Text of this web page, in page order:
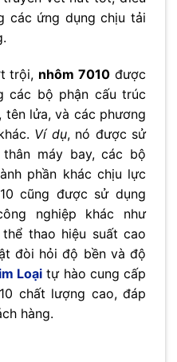
các ứng dụng chịu tải
trội, nhôm 7010 được
các bộ phận cấu trúc
tên lửa, và các phương
Ví dụ, nó được sử
máy bay, các bộ
phần khác chịu lực
cũng được sử dụng
nghiệp khác như
thao hiệu suất cao
đòi hỏi độ bền và độ
Loại tự hào cung cấp
chất lượng cao, đáp
hàng.